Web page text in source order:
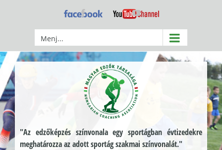
Facebook YouTube
Menj...
"Az edzőképzés színvonala egy sportágban évtizedekre
meghatározza az adott sportág szakmai színvonalát."